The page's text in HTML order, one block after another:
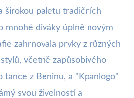
širokou paletu tradičních
mnohé diváky úplně novým
zahrnovala prvky z různých
včetně zapůsobivého
tance z Beninu, a "Kpanlogo"
svou živelností a